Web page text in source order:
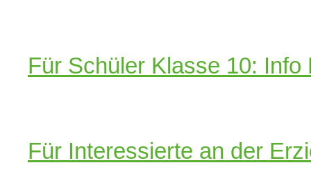
Für Schüler Klasse 10: Info
Für Interessierte an der